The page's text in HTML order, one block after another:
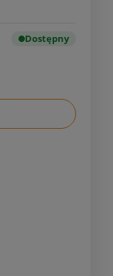
Dostępny